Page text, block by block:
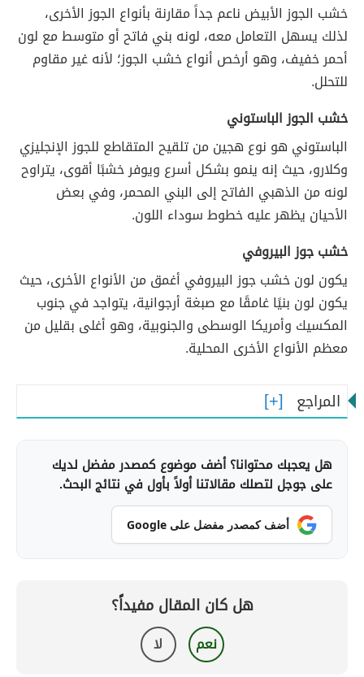
خشب الجوز الأبيض ناعم جداً مقارنة بأنواع الجوز الأخرى،
لذلك يسهل التعامل معه، لونه بني فاتح أو متوسط مع لون
أحمر خفيف، وهو أرخص أنواع خشب الجوز؛ لأنه غير مقاوم
للتحلل.
خشب الجوز الباستوني
الباستوني هو نوع هجين من تلقيح المتقاطع للجوز الإنجليزي
وكلارو، حيث إنه ينمو بشكل أسرع ويوفر خشبًا أقوى، يتراوح
لونه من الذهبي الفاتح إلى البني المحمر، وفي بعض
الأحيان يظهر عليه خطوط سوداء اللون.
خشب جوز البيروفي
يكون لون خشب جوز البيروفي أغمق من الأنواع الأخرى، حيث
يكون لون بنيًا غامقًا مع صبغة أرجوانية، يتواجد في جنوب
المكسيك وأمريكا الوسطى والجنوبية، وهو أغلى بقليل من
معظم الأنواع الأخرى المحلية.
المراجع
هل يعجبك محتوانا؟ أضف موضوع كمصدر مفضل لديك
على جوجل لتصلك مقالاتنا أولاً بأول في نتائج البحث.
أضف كمصدر مفضل على Google
هل كان المقال مفيداً؟
نعم لا